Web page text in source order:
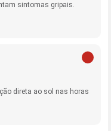
sintomas gripais.
direta ao sol nas horas